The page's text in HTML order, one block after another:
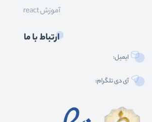
آموزش react
ارتباط با ما
ایمیل:
آی دی تلگرام: